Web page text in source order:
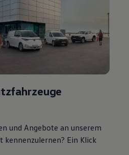
und Angebote an unserem
kennenzulernen? Ein Klick